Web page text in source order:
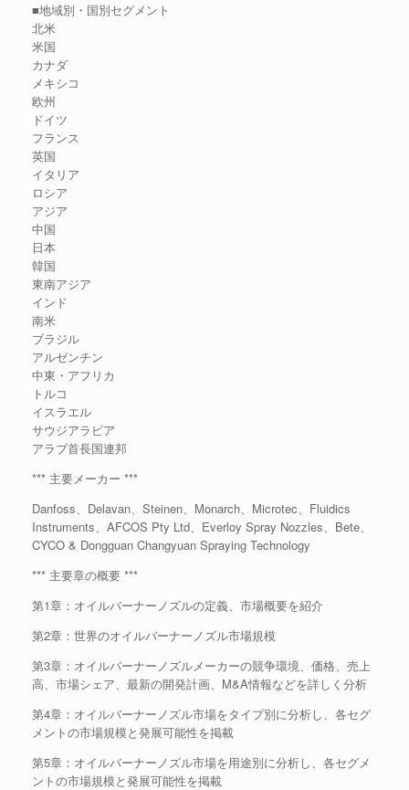
■地域別・国別セグメント
北米
米国
カナダ
メキシコ
欧州
ドイツ
フランス
英国
イタリア
ロシア
アジア
中国
日本
韓国
東南アジア
インド
南米
ブラジル
アルゼンチン
中東・アフリカ
トルコ
イスラエル
サウジアラビア
アラブ首長国連邦
*** 主要メーカー ***
Danfoss、Delavan、Steinen、Monarch、Microtec、Fluidics
Instruments、AFCOS Pty Ltd、Everloy Spray Nozzles、Bete、
CYCO & Dongguan Changyuan Spraying Technology
*** 主要章の概要 ***
第1章：オイルバーナーノズルの定義、市場概要を紹介
第2章：世界のオイルバーナーノズル市場規模
第3章：オイルバーナーノズルメーカーの競争環境、価格、売上
高、市場シェア、最新の開発計画、M&A情報などを詳しく分析
第4章：オイルバーナーノズル市場をタイプ別に分析し、各セグ
メントの市場規模と発展可能性を掲載
第5章：オイルバーナーノズル市場を用途別に分析し、各セグメ
ントの市場規模と発展可能性を掲載